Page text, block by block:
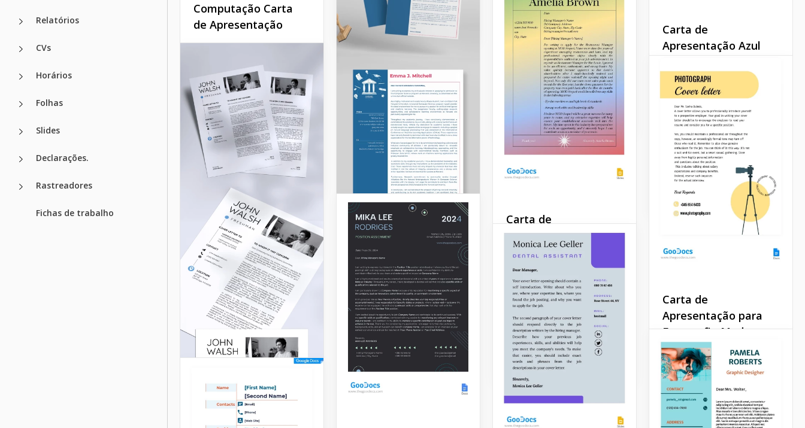
Relatórios
CVs
Horários
Folhas
Slides
Declarações.
Rastreadores
Fichas de trabalho
Google Docs
Computação Carta
de Apresentação
da computação é
absolutamente especial. A
questão é que oferecemos
não apenas o design, mas
também sugestões de
escrita da carta.
Google Docs
Carta de
Apresentação
Psicólogo
Carta de Apresentação
Google Docs
Carta de
Apresentação
Gradual
Estamos realmente felizes
em apresentar-lhe esta
carta de apresentação com
gradiente que certamente
vai ajudá-lo a se destacar.
Google Docs
Carta de
Apresentação Azul
Apresentamos o Modelo de
Capa para Currículo no
Google Slides 2024, uma
ferramenta versátil
projetada para
complementar seu
currículo com uma capa
visualmente atraente.
Carta de
Apresentação para
Fotografia Moderna.
Verifique este modelo de
carta de apresentação para
Fotografia Moderna! É um
design gratuito e
personalizável criado para
fotógrafos que desejam